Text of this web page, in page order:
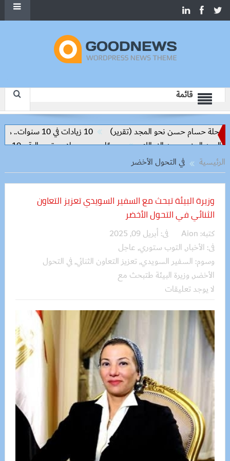
قائمة
حسام حسن نحو المجد (تقرير)
10 زيادات في 10 سنوات.. هل حان الوقت لرفع دعم البنزين نهائيا؟
رسميًا.. محمد صلاح يرتدي الرقم 10 مع طرابزون سبور ويبعث أول رسالة للجماهير
الرئيسية
في التحول الأخضر
وزيرة البيئة تبحث مع السفير السويدي تعزيز التعاون
الثنائي في التحول الأخضر
كتبه: Aion فى: أبريل 09, 2025
فى: الأخبار, التوب ستوري, عاجل
وسوم: السفير السويدي,تعزيز التعاون الثنائي,في التحول
الأخضر, وزيرة البيئة طتبحث مع
لا يوجد تعليقات